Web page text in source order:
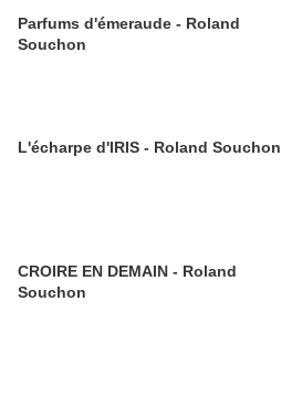
Parfums d'émeraude - Roland
Souchon
L'écharpe d'IRIS - Roland Souchon
CROIRE EN DEMAIN - Roland
Souchon